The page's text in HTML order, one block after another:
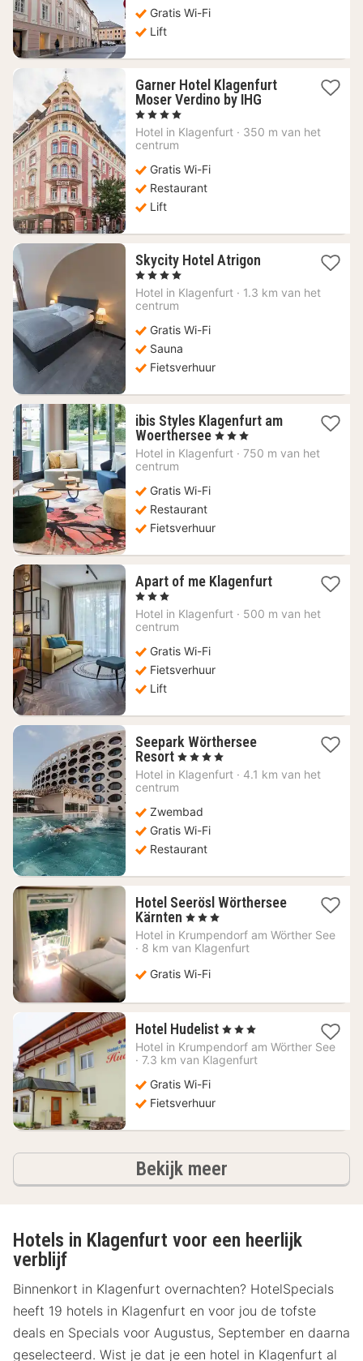
€
Gratis Wi-Fi
Lift
Garner Hotel Klagenfurt
Moser Verdino by IHG1
vanaf
, 4 Sterren
Hotel in Klagenfurt · 350 m van het
centrum
Gratis Wi-Fi
Restaurant
Lift
Skycity Hotel Atrigon1
vanaf
, 4 Sterren
Hotel in Klagenfurt · 1.3 km van het
centrum
Gratis Wi-Fi
Sauna
Fietsverhuur
ibis Styles Klagenfurt am
Woerthersee 1
nacht
, 3 Sterren
Hotel in Klagenfurt · 750 m van het
centrum
Gratis Wi-Fi
Restaurant
Fietsverhuur
Apart of me Klagenfurt1
vanaf
, 3 Sterren
Hotel in Klagenfurt · 500 m van het
centrum
Gratis Wi-Fi
Fietsverhuur
Lift
Seepark Wörthersee
Resort 1
nacht
vanaf
€
, 4 Sterren
Hotel in Klagenfurt · 4.1 km van het
centrum
Zwembad
Gratis Wi-Fi
Restaurant
Hotel Seerösl Wörthersee
Kärnten 1
nacht
vanaf
€
, 3 Sterren
Hotel in Krumpendorf am Wörther See
· 8 km van Klagenfurt
Gratis Wi-Fi
Hotel Hudelist 1
nacht
vanaf
134,47
, 3 Sterren
Hotel in Krumpendorf am Wörther See
· 7.3 km van Klagenfurt
Gratis Wi-Fi
Fietsverhuur
Bekijk meerhotels
Hotels in Klagenfurt voor een heerlijk
verblijf
Binnenkort in Klagenfurt overnachten? HotelSpecials
heeft 19 hotels in Klagenfurt en voor jou de tofste
deals en Specials voor Augustus, September en daarna
geselecteerd. Wist je dat je een hotel in Klagenfurt al